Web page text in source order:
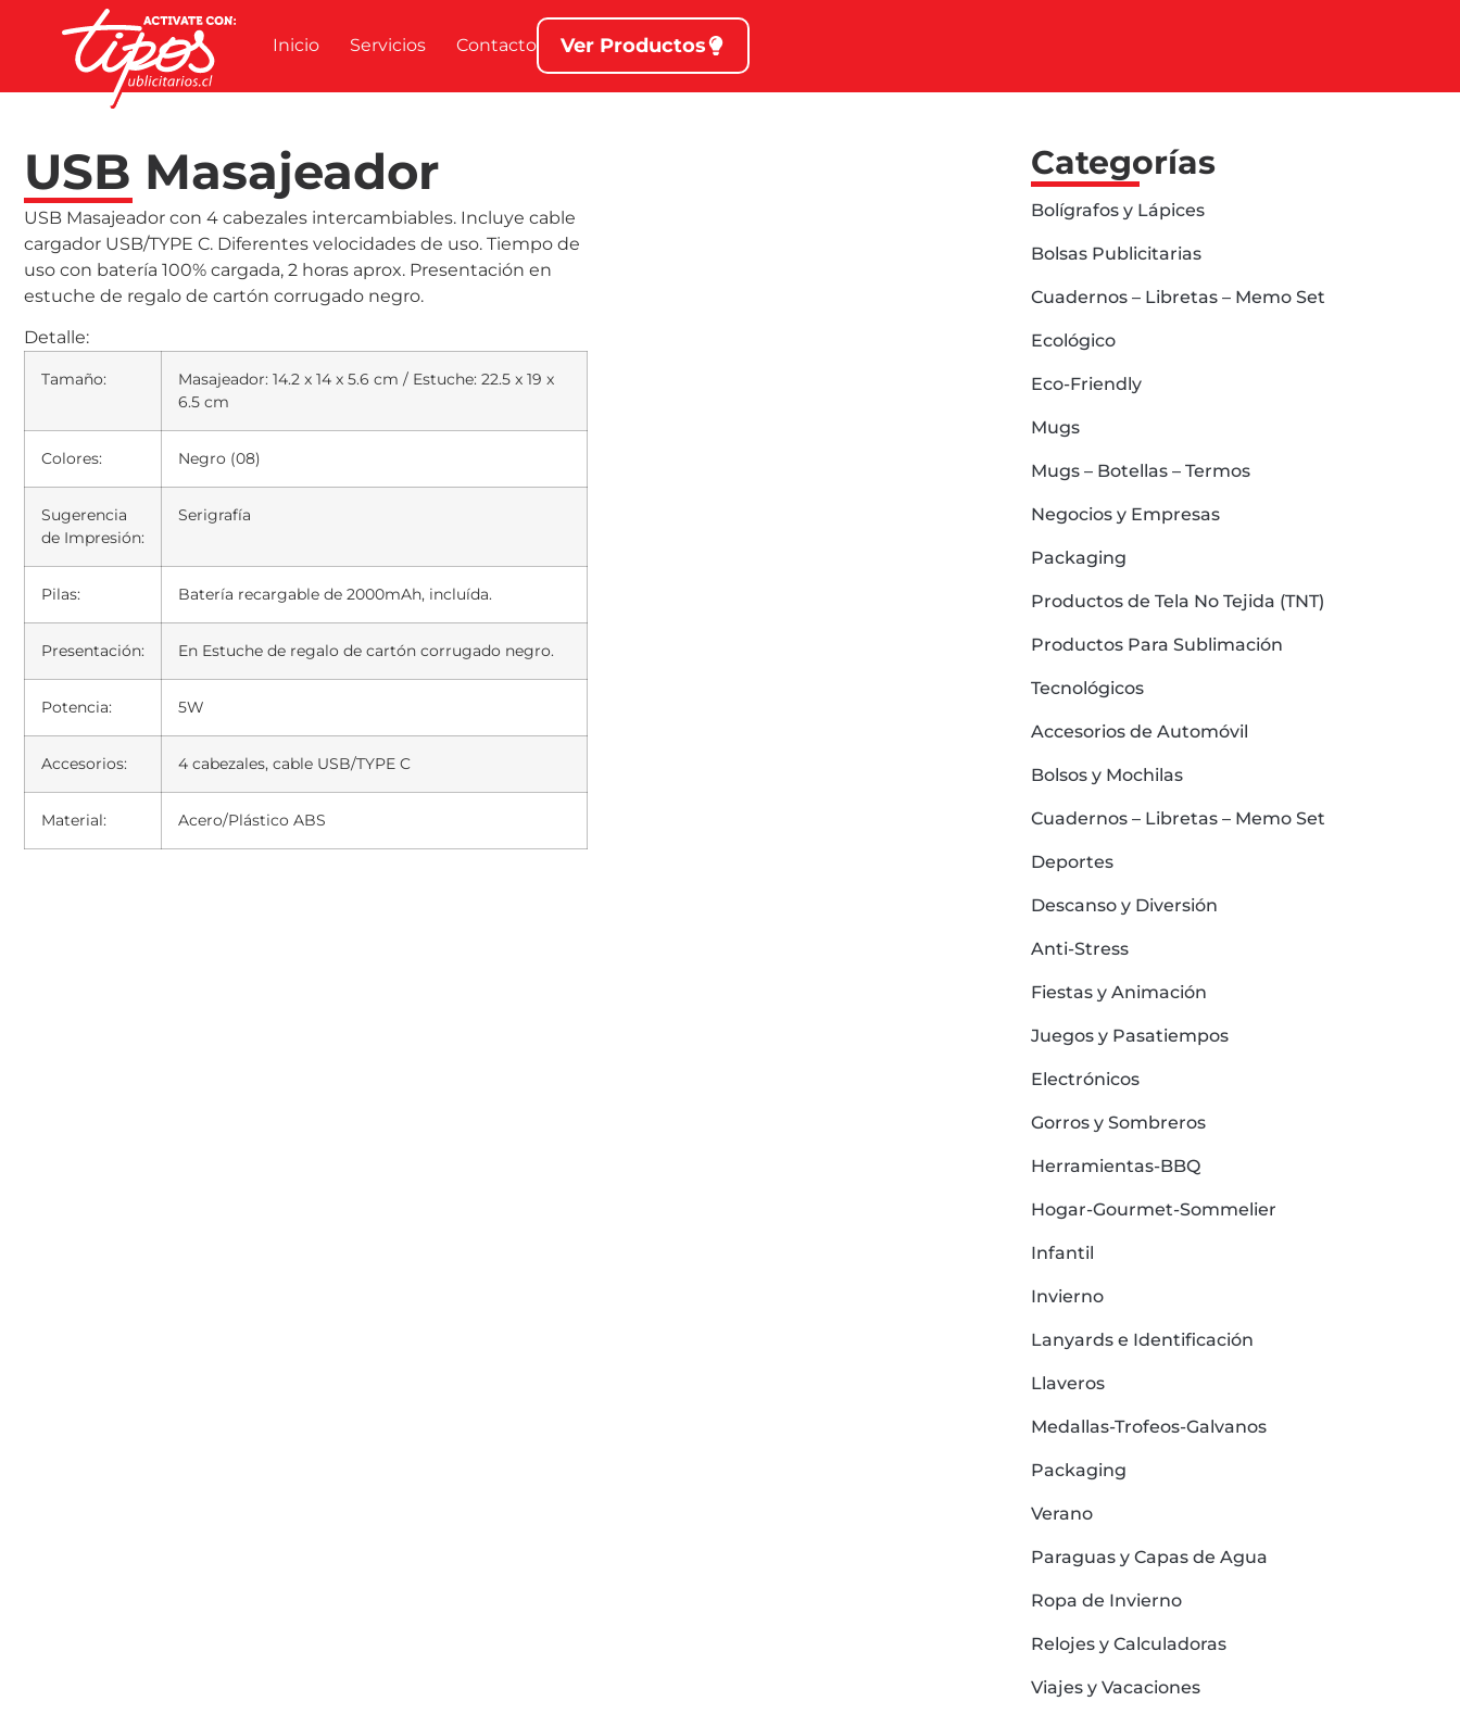
Inicio Servicios Contacto Ver Productos
USB Masajeador
USB Masajeador con 4 cabezales intercambiables. Incluye cable
cargador USB/TYPE C. Diferentes velocidades de uso. Tiempo de
uso con batería 100% cargada, 2 horas aprox. Presentación en
estuche de regalo de cartón corrugado negro.
Detalle:
Tamaño:
Masajeador: 14.2 x 14 x 5.6 cm / Estuche: 22.5 x 19 x
6.5 cm
Colores: Negro (08)
Sugerencia
de Impresión:
Serigrafía
Pilas: Batería recargable de 2000mAh, incluída.
Presentación: En Estuche de regalo de cartón corrugado negro.
Potencia: 5W
Accesorios: 4 cabezales, cable USB/TYPE C
Material: Acero/Plástico ABS
Categorías
Bolígrafos y Lápices
Bolsas Publicitarias
Cuadernos – Libretas – Memo Set
Ecológico
Eco-Friendly
Mugs
Mugs – Botellas – Termos
Negocios y Empresas
Packaging
Productos de Tela No Tejida (TNT)
Productos Para Sublimación
Tecnológicos
Accesorios de Automóvil
Bolsos y Mochilas
Cuadernos – Libretas – Memo Set
Deportes
Descanso y Diversión
Anti-Stress
Fiestas y Animación
Juegos y Pasatiempos
Electrónicos
Gorros y Sombreros
Herramientas-BBQ
Hogar-Gourmet-Sommelier
Infantil
Invierno
Lanyards e Identificación
Llaveros
Medallas-Trofeos-Galvanos
Packaging
Verano
Paraguas y Capas de Agua
Ropa de Invierno
Relojes y Calculadoras
Viajes y Vacaciones